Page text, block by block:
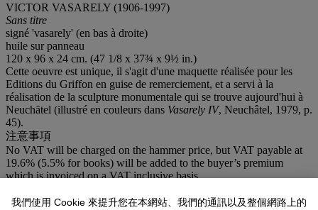
VICTOR VASARELY (1906-1997)
Sans titre
signé 'vasarely' (en bas à droite)
huile sur panneau
120 x 96 x 24 cm. (47 1/8 x 37¾ x 9½ in.)
Cette oeuvre est unique, il s'agit d'une maquette réalisée pour les
Editions du Griffon en guise de remerciement, et a servi à la
réalisation de la sculpture monumentale qui se trouve aujourd'hui à
Neuchätel (illustré en couleurs dans Vasarely IV, Neuchâtel, 1979, p.
45).
注意事項
No VAT will be charged on the hammer price, but VAT payable at
19.6% (5.5% for books) will be added to the buyer’s premium
which is invoiced on a VAT inclusive basis
'UNTITLED'; SIGNED LOWER RIGHT; OIL ON PANEL.
我們使用 Cookie 來提升您在本網站、我們的通訊以及整個網路上的